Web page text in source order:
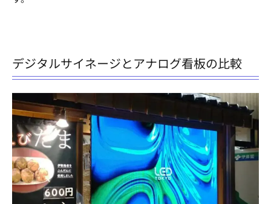
デジタルサイネージとアナログ看板の比較